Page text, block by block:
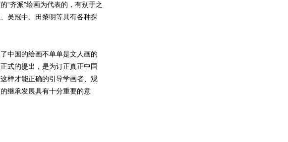
“齐派”绘画为代表的，有别于之
吴冠中、田黎明等具有各种探
中国的绘画不单单是文人画的
式的提出，是为订正真正中国
样才能正确的引导学画者、观
继承发展具有十分重要的意